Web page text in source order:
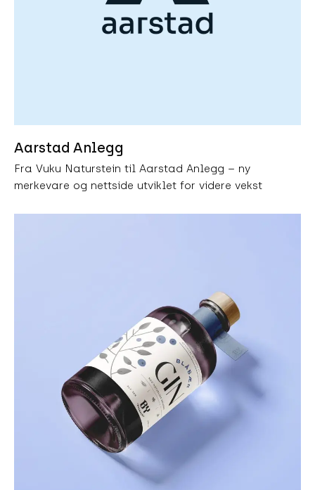
Aarstad Anlegg
Fra Vuku Naturstein til Aarstad Anlegg – ny
merkevare og nettside utviklet for videre vekst